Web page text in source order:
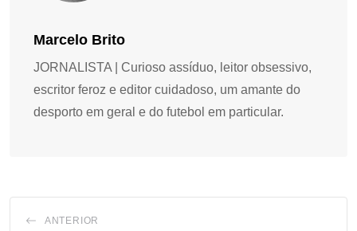
Marcelo Brito
JORNALISTA | Curioso assíduo, leitor obsessivo,
escritor feroz e editor cuidadoso, um amante do
desporto em geral e do futebol em particular.
ANTERIOR